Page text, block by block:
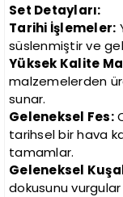
Set Detayları:
Tarihi İşlemeler:
süslenmiştir ve
Yüksek Kalite
malzemelerden
sunar.
Geleneksel Fes:
tarihsel bir hava
tamamlar.
Geleneksel
dokusunu